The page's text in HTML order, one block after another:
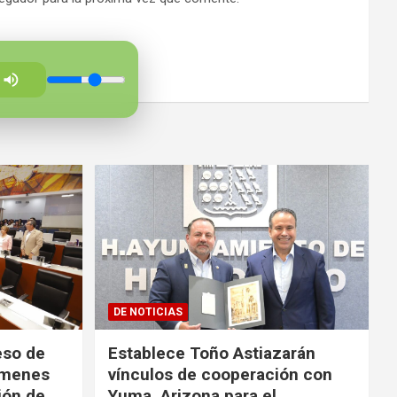
de
DE NOTICIAS
Establece Toño Astiazarán
vínculos de cooperación con